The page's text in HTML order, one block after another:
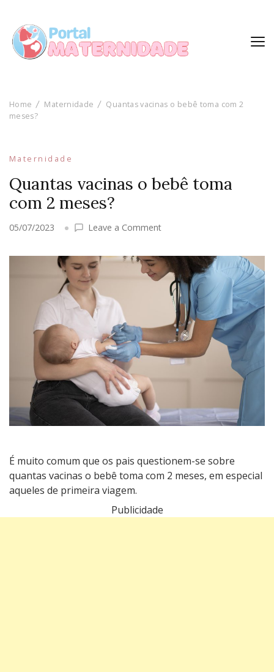
Home Maternidade
Quantas vacinas o bebê toma com 2
meses?
Maternidade
Quantas vacinas o bebê toma
com 2 meses?
05/07/2023 Leave a Commenton
vacinas
o
bebê
toma
com
meses?
É muito comum que os pais questionem-se sobre
quantas vacinas o bebê toma com 2 meses, em especial
aqueles de primeira viagem.
Publicidade